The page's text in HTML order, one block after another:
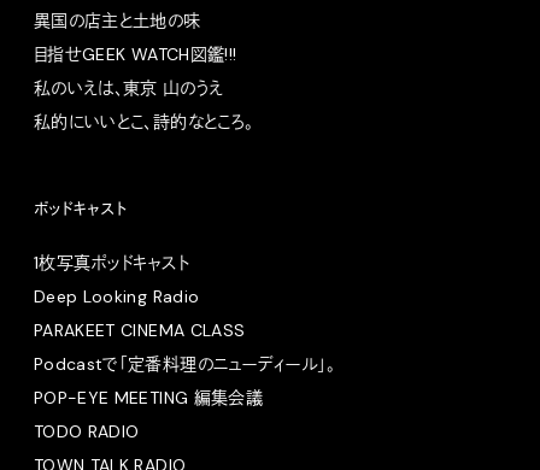
異国の店主と土地の味
目指せGEEK WATCH図鑑!!!
私のいえは、東京 山のうえ
私的にいいとこ、詩的なところ。
ポッドキャスト
1枚写真ポッドキャスト
Deep Looking Radio
PARAKEET CINEMA CLASS
Podcastで「定番料理のニューディール」。
POP-EYE MEETING 編集会議
TODO RADIO
TOWN TALK RADIO